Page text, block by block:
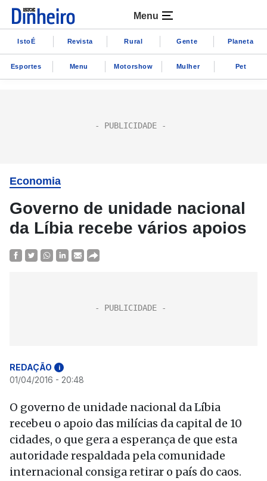
Menu
IstoÉ Revista Rural Gente Planeta
Esportes Menu Motorshow Mulher Pet
Economia
Governo de unidade nacional
da Líbia recebe vários apoios
REDAÇÃO i
01/04/2016 - 20:48
O governo de unidade nacional da Líbia
recebeu o apoio das milícias da capital de 10
cidades, o que gera a esperança de que esta
autoridade respaldada pela comunidade
internacional consiga retirar o país do caos.